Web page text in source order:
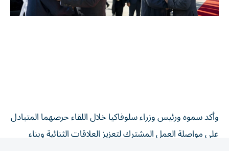
وأكد سموه ورئيس وزراء سلوفاكيا خلال اللقاء حرصهما المتبادل
على مواصلة العمل المشترك لتعزيز العلاقات الثنائية وبناء
شراكات تنموية واقتصادية ممتدة تقوم على التعاون والمصالح